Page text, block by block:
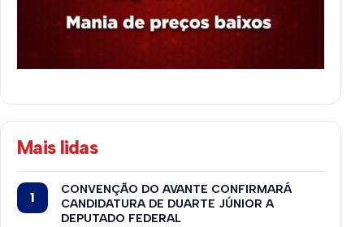
Mais lidas
CONVENÇÃO DO AVANTE CONFIRMARÁ
CANDIDATURA DE DUARTE JÚNIOR A
DEPUTADO FEDERAL